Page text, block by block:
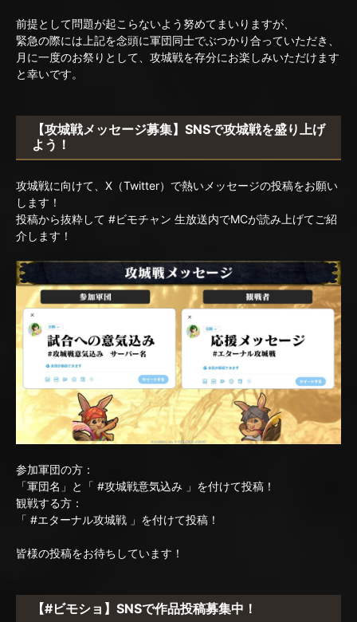
前提として問題が起こらないよう努めてまいりますが、
緊急の際には上記を念頭に軍団同士でぶつかり合っていただき、
月に一度のお祭りとして、攻城戦を存分にお楽しみいただけます
と幸いです。
【攻城戦メッセージ募集】SNSで攻城戦を盛り上げ
よう！
攻城戦に向けて、X（Twitter）で熱いメッセージの投稿をお願い
します！
投稿から抜粋して #ビモチャン 生放送内でMCが読み上げてご紹
介します！
参加軍団の方：
「軍団名」と「 #攻城戦意気込み 」を付けて投稿！
観戦する方：
「 #エターナル攻城戦 」を付けて投稿！
皆様の投稿をお待ちしています！
【#ビモショ】SNSで作品投稿募集中！